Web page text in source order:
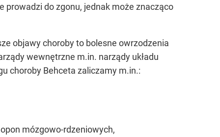
prowadzi do zgonu, jednak może znacząco
objawy choroby to bolesne owrzodzenia
wewnętrzne m.in. narządy układu
choroby Behceta zaliczamy m.in.:
mózgowo-rdzeniowych,